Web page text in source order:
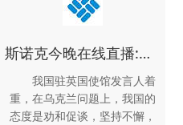
斯诺克今晚在线直播:欧美热情一区二区三区久久
我国驻英国使馆发言人着
重，在乌克兰问题上，我国的
态度是劝和促谈，坚持不懈，